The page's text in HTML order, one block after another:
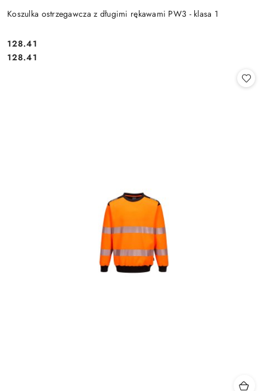
Koszulka ostrzegawcza z długimi rękawami PW3 - klasa 1
Cena:
128.41
Cena:
128.41